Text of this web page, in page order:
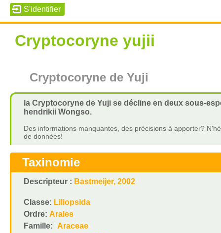
Cryptocoryne yujii
Cryptocoryne de Yuji
la Cryptocoryne de Yuji se décline en deux sous-
hendrikii Wongso.
Des informations manquantes, des précisions à apporter?
de données!
Taxinomie
Descripteur : Bastmeijer, 2002
Classe: Liliopsida
Ordre: Arales
Famille: Araceae